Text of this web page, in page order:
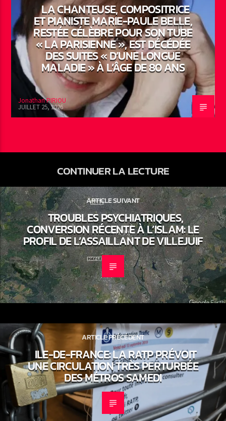
LA CHANTEUSE, COMPOSITRICE
ET PIANISTE MARIE-PAULE BELLE,
RESTÉE CÉLÈBRE POUR SON TUBE
« LA PARISIENNE », EST DÉCÉDÉE
DES SUITES « D’UNE LONGUE
MALADIE » À L’ÂGE DE 80 ANS
Jonathan PIRIOU
JUILLET 25, 2026
CONTINUER LA LECTURE
ARTICLE SUIVANT
TROUBLES PSYCHIATRIQUES,
CONVERSION RÉCENTE À L’ISLAM: LE
PROFIL DE L’ASSAILLANT DE VILLEJUIF
ARTICLE PRÉCÉDENT
ILE-DE-FRANCE: LA RATP PRÉVOIT
UNE CIRCULATION TRÈS PERTURBÉE
DES MÉTROS SAMEDI